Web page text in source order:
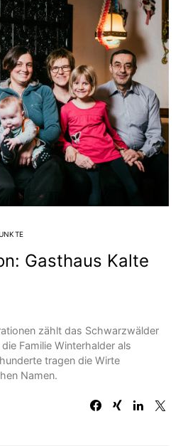
Gasthaus Kalte
zählt das Schwarzwälder
Familie Winterhalder als
tragen die Wirte
Namen.